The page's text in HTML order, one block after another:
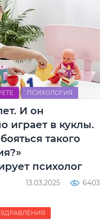
ПСИХОЛОГИЯ
И он
играет в куклы.
такого
психолог
13.03.2025 6403